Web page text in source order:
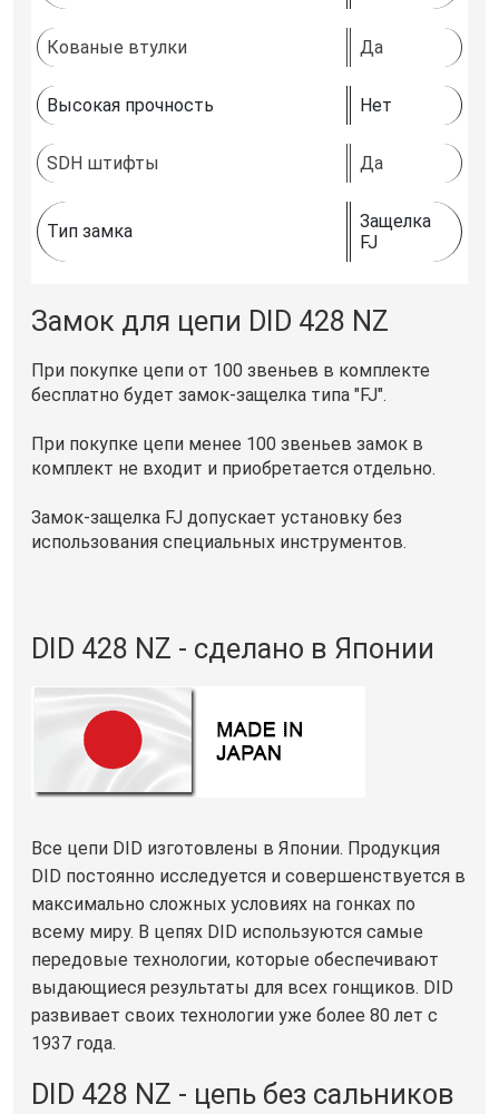
Кованые втулки Да
Высокая прочность Нет
SDH штифты Да
Тип замка
Защелка
FJ
Замок для цепи DID 428 NZ
При покупке цепи от 100 звеньев в комплекте
бесплатно будет замок-защелка типа "FJ".
При покупке цепи менее 100 звеньев замок в
комплект не входит и приобретается отдельно.
Замок-защелка FJ допускает установку без
использования специальных инструментов.
DID 428 NZ - сделано в Японии
Все цепи DID изготовлены в Японии. Продукция
DID постоянно исследуется и совершенствуется в
максимально сложных условиях на гонках по
всему миру. В цепях DID используются самые
передовые технологии, которые обеспечивают
выдающиеся результаты для всех гонщиков. DID
развивает своих технологии уже более 80 лет с
1937 года.
DID 428 NZ - цепь без сальников